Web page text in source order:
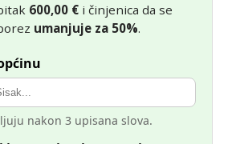
600,00€i činjenica da se
umanjuje za 50%.
nakon 3 upisana slova.